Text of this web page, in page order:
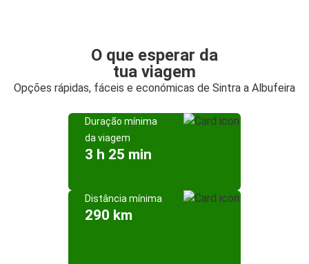
O que esperar da
tua viagem
Opções rápidas, fáceis e económicas de Sintra a Albufeira
Duração mínima
da viagem
3 h 25 min
Distância mínima
290 km